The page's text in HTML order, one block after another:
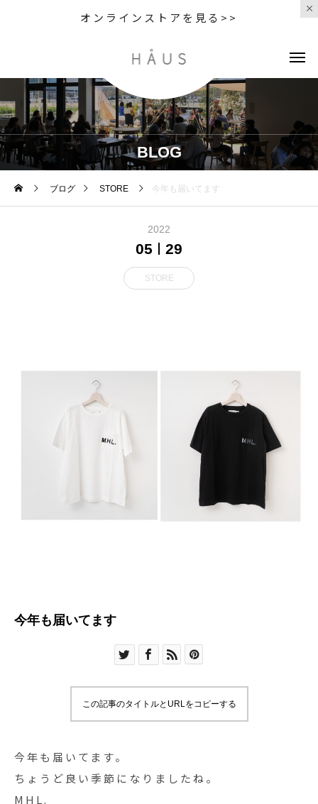
オンラインストアを見る>>
BLOG
ブログ STORE 今年も届いてます
2022
05 29
STORE
今年も届いてます
この記事のタイトルとURLをコピーする
今年も届いてます。
ちょうど良い季節になりましたね。
MHL.